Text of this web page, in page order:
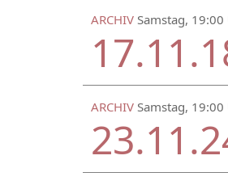
ARCHIV Samstag, 19:00
ARCHIV Samstag, 19:00